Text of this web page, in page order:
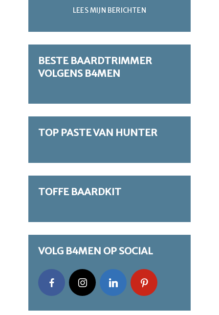
LEES MIJN BERICHTEN
BESTE BAARDTRIMMER
VOLGENS B4MEN
TOP PASTE VAN HUNTER
TOFFE BAARDKIT
VOLG B4MEN OP SOCIAL